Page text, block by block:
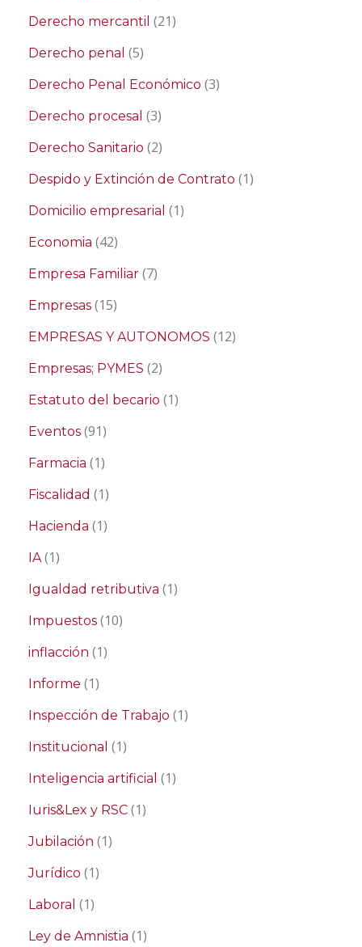
Derecho mercantil (21)
Derecho penal (5)
Derecho Penal Económico (3)
Derecho procesal (3)
Derecho Sanitario (2)
Despido y Extinción de Contrato (1)
Domicilio empresarial (1)
Economia (42)
Empresa Familiar (7)
Empresas (15)
EMPRESAS Y AUTONOMOS (12)
Empresas; PYMES (2)
Estatuto del becario (1)
Eventos (91)
Farmacia (1)
Fiscalidad (1)
Hacienda (1)
IA(1)
Igualdad retributiva (1)
Impuestos (10)
inflacción (1)
Informe (1)
Inspección de Trabajo (1)
Institucional (1)
Inteligencia artificial (1)
Iuris&Lex y RSC (1)
Jubilación (1)
Jurídico (1)
Laboral (1)
Ley de Amnistia (1)